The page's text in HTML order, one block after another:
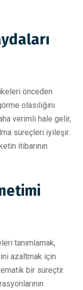
önceden
olasılığını
verimli hale gelir,
süreçleri iyileşir.
itibarının
tanımlamak,
azaltmak için
bir süreçtir.